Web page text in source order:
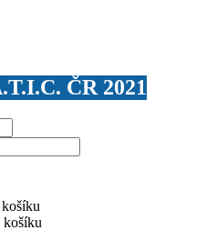
ČR 2021
košíku